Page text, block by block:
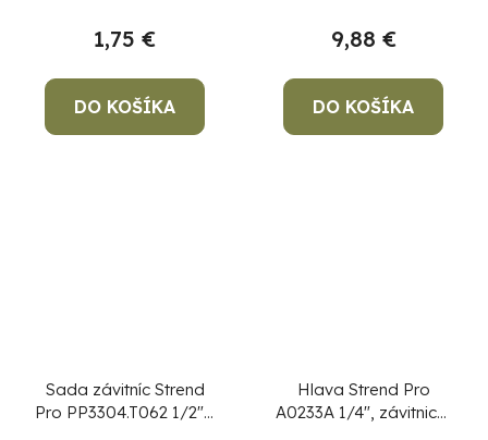
1,75 €
DO KOŠÍKA
9,88 €
DO KOŠÍKA
Sada závitníc Strend
Pro PP3304.T062 1/2" -
Hlava Strend Pro
A0233A 1/4", závitnice,